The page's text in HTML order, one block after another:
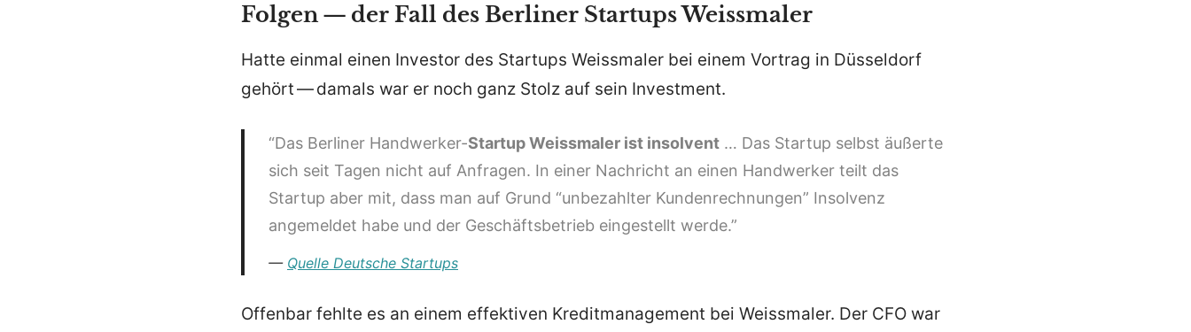
Folgen — der Fall des Berliner Startups Weissmaler
Hatte einmal einen Investor des Startups Weiss­maler bei einem Vortrag in Düsseldorf
gehört — damals war er noch ganz Stolz auf sein Investment.
“Das Berliner Handwerker-Startup Weiss­maler ist insolvent … Das Startup selbst äußerte
sich seit Tagen nicht auf Anfragen. In einer Nachricht an einen Handwerker teilt das
Startup aber mit, dass man auf Grund “unbezahlter Kunden­rech­nungen” Insolvenz
angemeldet habe und der Geschäfts­be­trieb einge­stellt werde.”
Quelle Deutsche Startups
Offenbar fehlte es an einem effek­tiven Kredit­ma­nagement bei Weiss­maler. Der CFO war